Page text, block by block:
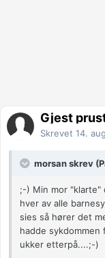
Gjest
Skrevet 14.
morsan skrev
;-) Min mor "klarte"
hver av alle
sies så hører det
hadde
ukker etterpå....;-)